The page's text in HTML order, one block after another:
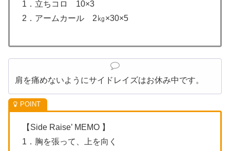
1．立ちコロ 10×3
2．アームカール 2㎏×30×5
肩を痛めないようにサイドレイズはお休み中です。
【Side Raise’ MEMO 】
1．胸を張って、上を向く